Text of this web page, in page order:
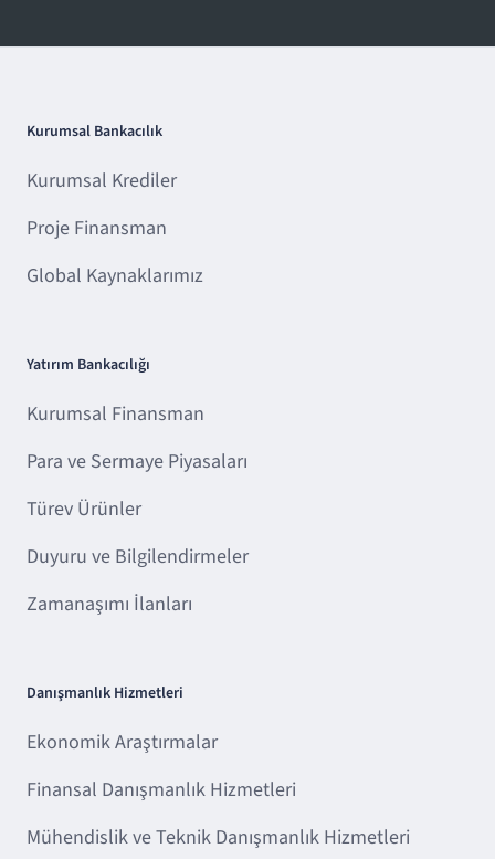
Kurumsal Bankacılık
Kurumsal Krediler
Proje Finansman
Global Kaynaklarımız
Yatırım Bankacılığı
Kurumsal Finansman
Para ve Sermaye Piyasaları
Türev Ürünler
Duyuru ve Bilgilendirmeler
Zamanaşımı İlanları
Danışmanlık Hizmetleri
Ekonomik Araştırmalar
Finansal Danışmanlık Hizmetleri
Mühendislik ve Teknik Danışmanlık Hizmetleri